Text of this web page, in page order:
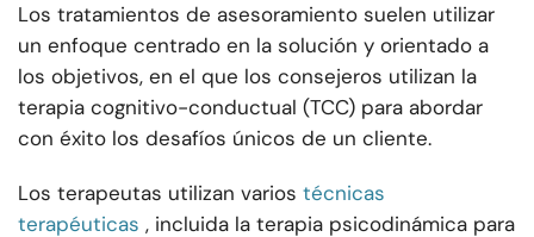
Los tratamientos de asesoramiento suelen utilizar
un enfoque centrado en la solución y orientado a
los objetivos, en el que los consejeros utilizan la
terapia cognitivo-conductual (TCC) para abordar
con éxito los desafíos únicos de un cliente.
Los terapeutas utilizan varios técnicas
terapéuticas , incluida la terapia psicodinámica para